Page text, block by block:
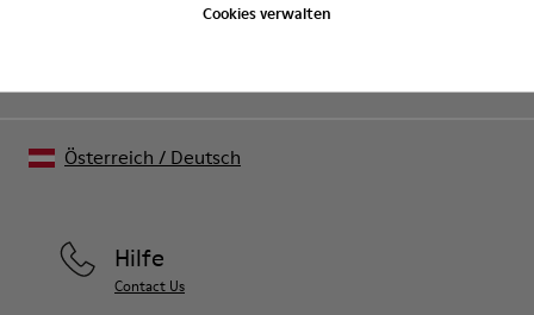
Cookies verwalten
Hilfe
Contact Us
Österreich / Deutsch